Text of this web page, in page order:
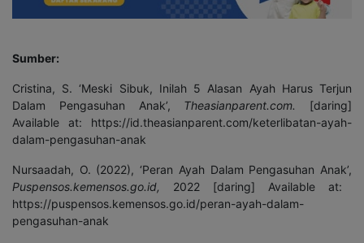
Sumber:
Cristina, S. ‘Meski Sibuk, Inilah 5 Alasan Ayah Harus Terjun
Dalam Pengasuhan Anak’, Theasianparent.com. [daring]
Available at: https://id.theasianparent.com/keterlibatan-ayah-
dalam-pengasuhan-anak
Nursaadah, O. (2022), ‘Peran Ayah Dalam Pengasuhan Anak’,
Puspensos.kemensos.go.id, 2022 [daring] Available at:
https://puspensos.kemensos.go.id/peran-ayah-dalam-
pengasuhan-anak